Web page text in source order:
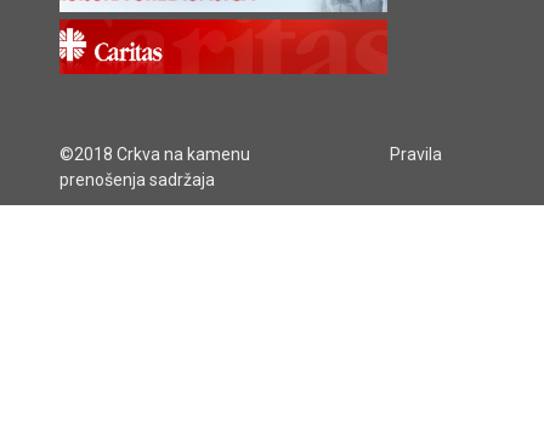
©2018 Crkva na kamenu
Pravila
prenošenja sadržaja